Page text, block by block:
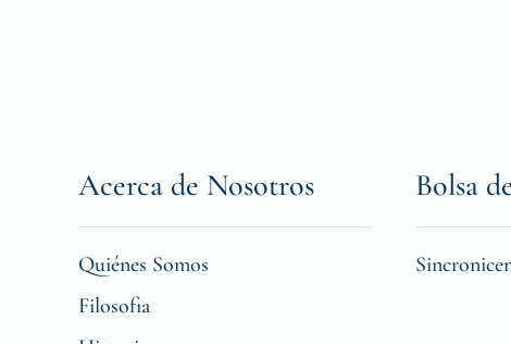
Acerca de Nosotros
Quiénes Somos
Filosofia
Bolsa